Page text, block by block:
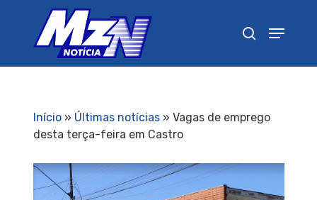
Início» Últimas notícias» Vagas de emprego
desta terça-feira em Castro